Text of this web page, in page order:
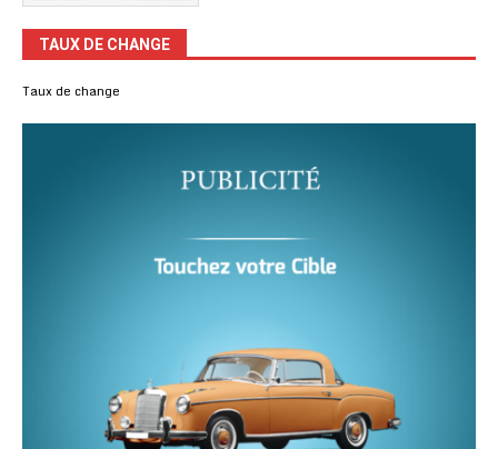
TAUX DE CHANGE
Taux de change